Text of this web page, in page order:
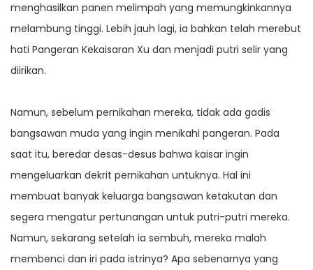
menghasilkan panen melimpah yang memungkinkannya
melambung tinggi. Lebih jauh lagi, ia bahkan telah merebut
hati Pangeran Kekaisaran Xu dan menjadi putri selir yang
diirikan.
Namun, sebelum pernikahan mereka, tidak ada gadis
bangsawan muda yang ingin menikahi pangeran. Pada
saat itu, beredar desas-desus bahwa kaisar ingin
mengeluarkan dekrit pernikahan untuknya. Hal ini
membuat banyak keluarga bangsawan ketakutan dan
segera mengatur pertunangan untuk putri-putri mereka.
Namun, sekarang setelah ia sembuh, mereka malah
membenci dan iri pada istrinya? Apa sebenarnya yang